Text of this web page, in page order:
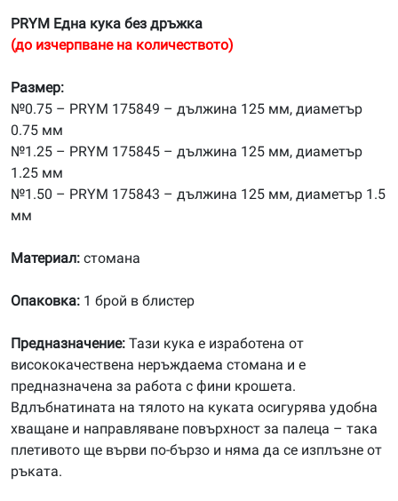
(ликвидация)
PRYM Една кука без дръжка
(до изчерпване на количеството)
Размер:
№0.75 – PRYM 175849 – дължина 125 мм, диаметър
0.75 мм
№1.25 – PRYM 175845 – дължина 125 мм, диаметър
1.25 мм
№1.50 – PRYM 175843 – дължина 125 мм, диаметър 1.5
мм
Материал: стомана
Опаковка: 1 брой в блистер
Предназначение: Тази кука е изработена от
висококачествена неръждаема стомана и е
предназначена за работа с фини крошета.
Вдлъбнатината на тялото на куката осигурява удобна
хващане и направляване повърхност за палеца – така
плетивото ще върви по-бързо и няма да се изплъзне от
ръката.